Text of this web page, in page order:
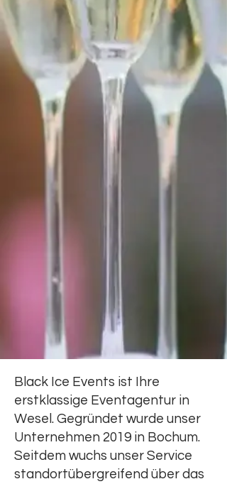
Black Ice Events ist Ihre
erstklassige Eventagentur in
Wesel. Gegründet wurde unser
Unternehmen 2019 in Bochum.
Seitdem wuchs unser Service
standortübergreifend über das